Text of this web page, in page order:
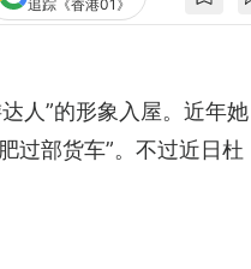
追踪《香港01》
人”的形象入屋。近年她
过部货车”。不过近日杜